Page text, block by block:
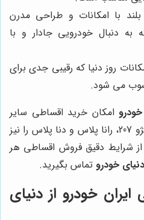
با امکانات و طراحی مدرن
به دنبال خودرویی جادار و با
روز دنیا که رقیبی جدی برای
می شود.
امکان خرید اقساطی سایر
محصولات ایران خودرو مانند پژو 207، رانا پلاس و دنا پلاس را نیز
شرایط دقیق فروش اقساطی هر
دنیای خودرو تماس بگیرید.
خودرو از دنیای